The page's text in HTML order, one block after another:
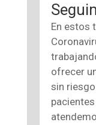
En estos
ofrecer
sin